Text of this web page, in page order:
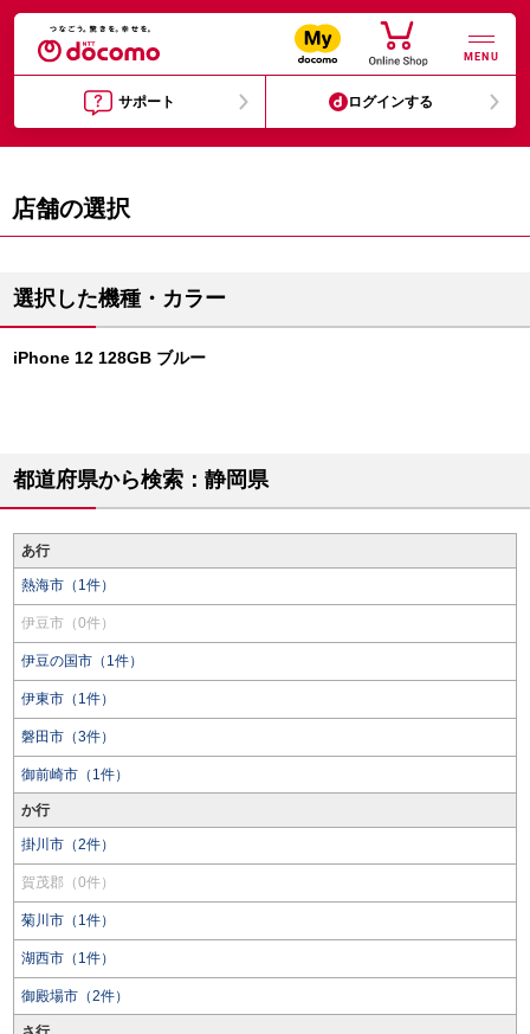
MENU
サポート ログインする
店舗の選択
選択した機種・カラー
iPhone 12 128GB ブルー
都道府県から検索：静岡県
あ行
熱海市（1件）
伊豆市（0件）
伊豆の国市（1件）
伊東市（1件）
磐田市（3件）
御前崎市（1件）
か行
掛川市（2件）
賀茂郡（0件）
菊川市（1件）
湖西市（1件）
御殿場市（2件）